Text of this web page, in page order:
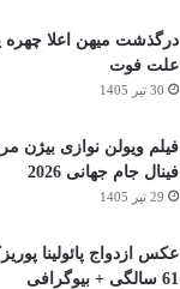
درگذشت میهن اعلا چهره
علت فوت
30 تیر 1405
فیلم ویولن نوازی بیژن
فینال جام جهانی 2026
29 تیر 1405
عکس ازدواج پائولینا
61 سالگی + بیوگرافی